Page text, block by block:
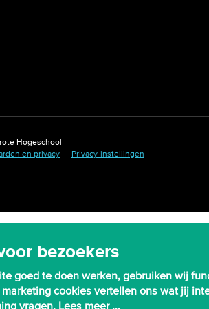
bezoekers
goed te doen werken, gebruiken wij
cookies vertellen ons wat jij
vragen. Lees meer ...
Hogeschool
en privacy
Privacy-instellingen